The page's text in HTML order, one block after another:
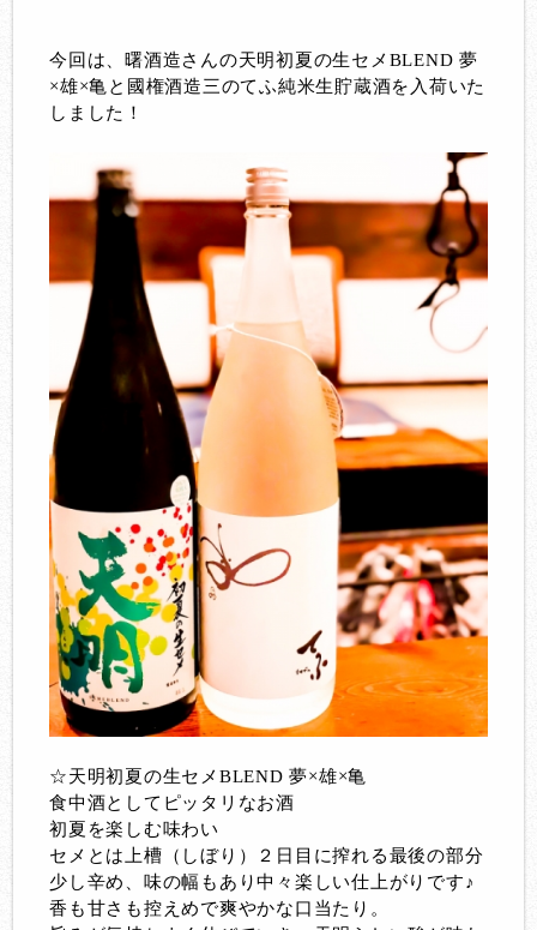
今回は、曙酒造さんの天明初夏の生セメBLEND 夢
×雄×亀と國権酒造三のてふ純米生貯蔵酒を入荷いた
しました！
☆天明初夏の生セメBLEND 夢×雄×亀
食中酒としてピッタリなお酒
初夏を楽しむ味わい
セメとは上槽（しぼり）２日目に搾れる最後の部分
少し辛め、味の幅もあり中々楽しい仕上がりです♪
香も甘さも控えめで爽やかな口当たり。